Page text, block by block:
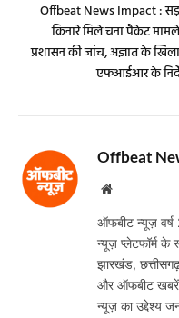
Offbeat News Impact :
किनारे मिले चना पैकेट
प्रशासन की जांच, अज्ञात के
एफआईआर के
Offbeat
Website
ऑफबीट न्यूज़
न्यूज़ प्लेटफॉर्म के
झारखंड,
और ऑफबीट खबरें
न्यूज़ का उद्देश्य